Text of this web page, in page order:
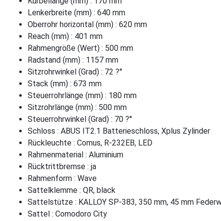
Lenkerbreite (mm) : 640 mm
Oberrohr horizontal (mm) : 620 mm
Reach (mm) : 401 mm
Rahmengröße (Wert) : 500 mm
Radstand (mm) : 1157 mm
Sitzrohrwinkel (Grad) : 72 ?°
Stack (mm) : 673 mm
Steuerrohrlänge (mm) : 180 mm
Sitzrohrlänge (mm) : 500 mm
Steuerrohrwinkel (Grad) : 70 ?°
Schloss : ABUS IT2.1 Batterieschloss, Xplus Zylinder
Rückleuchte : Comus, R-232EB, LED
Rahmenmaterial : Aluminium
Rücktrittbremse : ja
Rahmenform : Wave
Sattelklemme : QR, black
Sattelstütze : KALLOY SP-383, 350 mm, 45 mm
Sattel : Comodoro City